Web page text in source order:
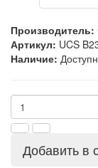
Производитель:
Артикул: UCS
Наличие:
Добавить в